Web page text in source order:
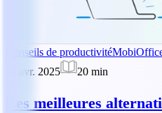
Conseils de productivité
11 avr. 2025
20 min
Les meilleures